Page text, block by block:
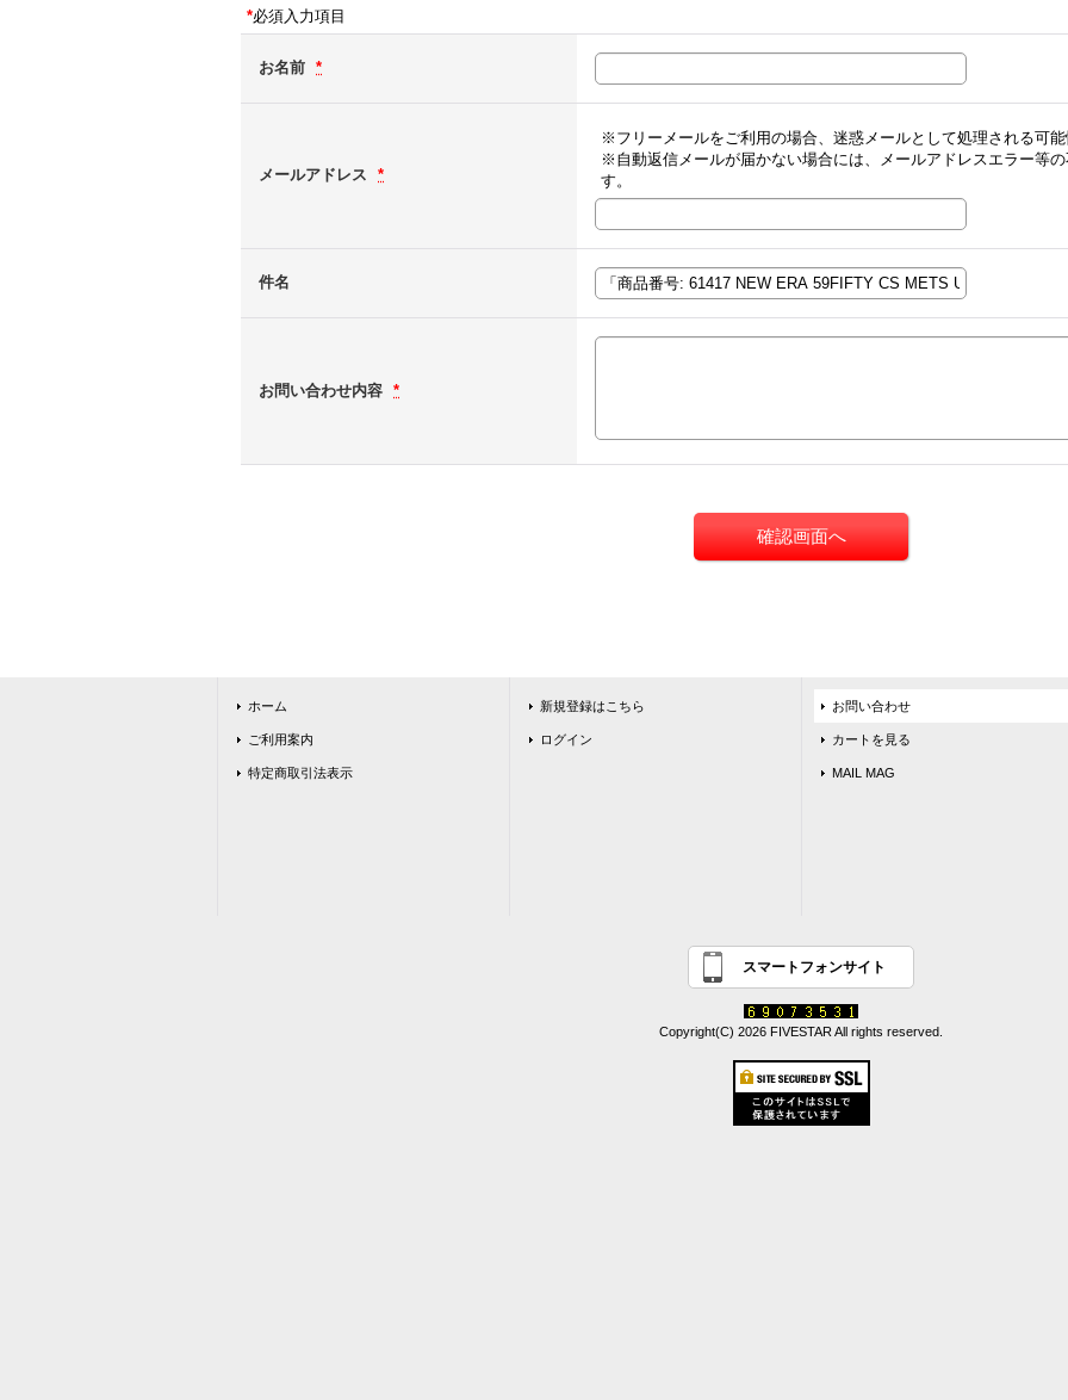
*必須入力項目
お名前 *
メールアドレス *
※フリーメールをご利用の場合、迷惑メールとして処理される可能
※自動返信メールが届かない場合には、メールアドレスエラー等
す。
件名
お問い合わせ内容 *
ホーム
ご利用案内
特定商取引法表示
新規登録はこちら
ログイン
お問い合わせ
カートを見る
MAIL MAG
スマートフォンサイト
Copyright(C) 2026 FIVESTAR All rights reserved.